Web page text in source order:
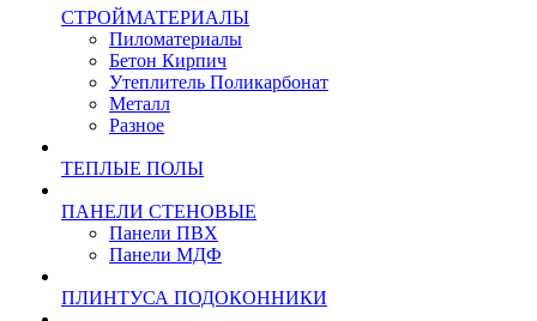
СТРОЙМАТЕРИАЛЫ
Пиломатериалы
Бетон Кирпич
Утеплитель Поликарбонат
Металл
Разное
ТЕПЛЫЕ ПОЛЫ
ПАНЕЛИ СТЕНОВЫЕ
Панели ПВХ
Панели МДФ
ПЛИНТУСА ПОДОКОННИКИ